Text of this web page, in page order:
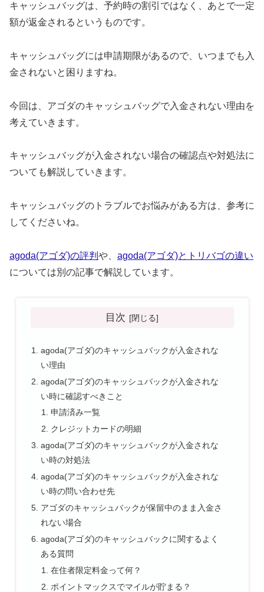
キャッシュバッグは、予約時の割引ではなく、あとで一定
額が返金されるというものです。
キャッシュバッグには申請期限があるので、いつまでも入
金されないと困りますね。
今回は、アゴダのキャッシュバッグで入金されない理由を
考えていきます。
キャッシュバッグが入金されない場合の確認点や対処法に
ついても解説していきます。
キャッシュバッグのトラブルでお悩みがある方は、参考に
してくださいね。
agoda(アゴダ)の評判 や、 agoda(アゴダ)とトリバゴの違い
については別の記事で解説しています。
目次
agoda(アゴダ)のキャッシュバックが入金されな
い理由
agoda(アゴダ)のキャッシュバックが入金されな
い時に確認すべきこと
申請済み一覧
クレジットカードの明細
agoda(アゴダ)のキャッシュバックが入金されな
い時の対処法
agoda(アゴダ)のキャッシュバックが入金されな
い時の問い合わせ先
アゴダのキャッシュバックが保留中のまま入金さ
れない場合
agoda(アゴダ)のキャッシュバックに関するよく
ある質問
在住者限定料金って何？
ポイントマックスでマイルが貯まる？